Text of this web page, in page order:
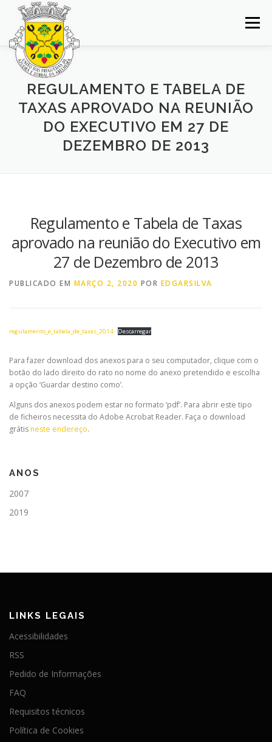
Saltar
conteúdo
Menu
INÍCIO JUNTA DE FREGUESIA
BALCÃO VIRTUAL NOTÍCIAS MAPA
REGULAMENTO E TABELA DE
TAXAS APROVADO NA REUNIÃO
DO EXECUTIVO EM 27 DE
DEZEMBRO DE 2013
Regulamento e Tabela de Taxas
aprovado na reunião do Executivo em
27 de Dezembro de 2013
PUBLICADO EM MARÇO 2, 2020 POR EDGARSILVA
regulamento_e_tabela_de_taxas_2014 Descarregar
Para fazer download dos anexos para o seu computador, clique com o
botão do lado direito do rato no nome do anexo pretendido e escolha
a opção ‘Guardar destino como’.
Alguns dos anexos podem estar no formato ‘pdf’. Para abrir este tipo
de ficheiros necessita do Adobe Acrobat Reader. Faça o download
grátisneste endereço.
ANOS
2007
2019
LINKS LEGAIS
Acessibilidades
RSS
Pedido de Informações
FAQ
Requisitos técnicos
Política de Cookies